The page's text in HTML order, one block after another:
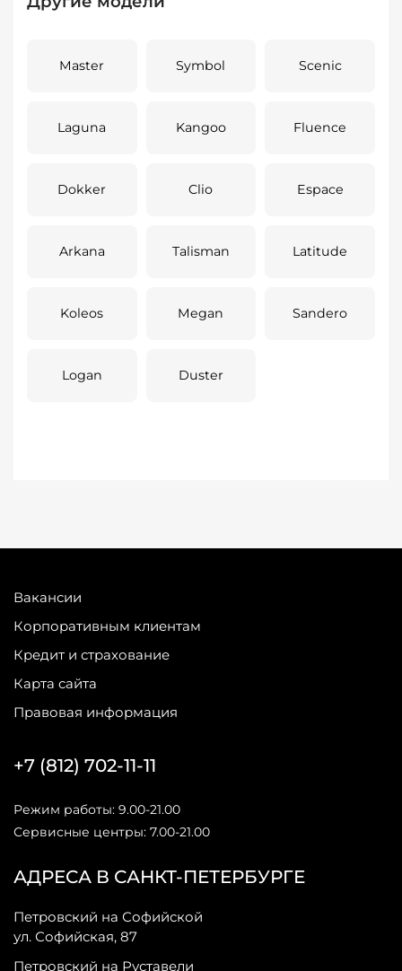
Master Symbol Scenic
Laguna Kangoo Fluence
Dokker Clio Espace
Arkana Talisman Latitude
Koleos Megan Sandero
Logan Duster
Вакансии
Корпоративным клиентам
Кредит и страхование
Карта сайта
Правовая информация
АДРЕСА В САНКТ-ПЕТЕРБУРГЕ
Петровский на Софийской
ул. Софийская, 87
Петровский на Руставели
+7 (812) 702-11-11
Режим работы: 9.00-21.00
Сервисные центры: 7.00-21.00